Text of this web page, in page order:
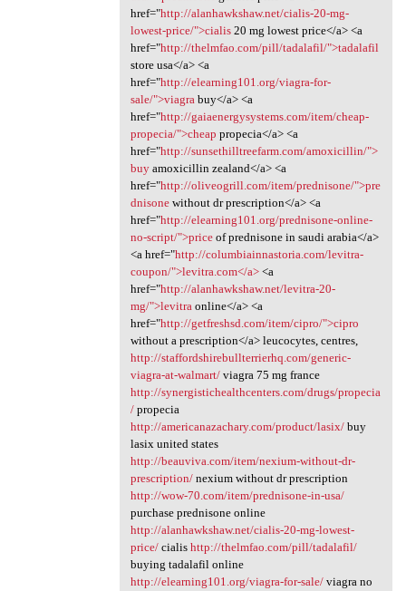
href="http://alanhawkshaw.net/cialis-20-mg-
lowest-price/">cialis20 mg lowest price</a> <a
href="http://thelmfao.com/pill/tadalafil/">tadalafil
store usa</a> <a
href="http://elearning101.org/viagra-for-
sale/">viagrabuy</a> <a
href="http://gaiaenergysystems.com/item/cheap-
propecia/">cheap propecia</a> <a
href="http://sunsethilltreefarm.com/amoxicillin/">
buyamoxicillin zealand</a> <a
href="http://oliveogrill.com/item/prednisone/">pre
dnisonewithout dr prescription</a> <a
href="http://elearning101.org/prednisone-online-
no-script/">priceof prednisone in saudi arabia</a>
<a href="http://columbiainnastoria.com/levitra-
coupon/">levitra.com</a><a
href="http://alanhawkshaw.net/levitra-20-
mg/">levitraonline</a> <a
href="http://getfreshsd.com/item/cipro/">cipro
without a prescription</a> leucocytes, centres,
http://staffordshirebullterrierhq.com/generic-
viagra-at-walmart/viagra 75 mg france
http://synergistichealthcenters.com/drugs/propecia
/propecia
http://americanazachary.com/product/lasix/buy
lasix united states
http://beauviva.com/item/nexium-without-dr-
prescription/nexium without dr prescription
http://wow-70.com/item/prednisone-in-usa/
purchase prednisone online
http://alanhawkshaw.net/cialis-20-mg-lowest-
price/cialis http://thelmfao.com/pill/tadalafil/
buying tadalafil online
http://elearning101.org/viagra-for-sale/viagra no